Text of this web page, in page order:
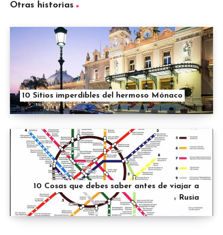
Otras historias
10 Sitios imperdibles del hermoso Mónaco
10 Cosas que debes saber antes de viajar a
Rusia